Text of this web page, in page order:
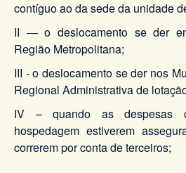
contíguo ao da sede da unidade
II ― o deslocamento se der
Região Metropolitana;
III - o deslocamento se der nos
Regional Administrativa de
IV – quando as despesas
hospedagem estiverem
correrem por conta de terceiros;